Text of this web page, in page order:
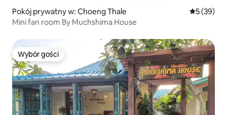
Pokój prywatny w: Choeng Thale Średnia
5 (39)
Mini fan room By Muchshima House
Wybór gości
Wybór gości